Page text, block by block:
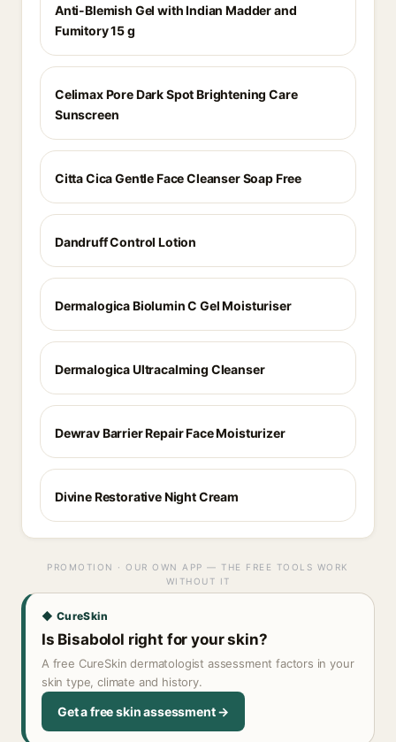
Anti-Blemish Gel with Indian Madder and
Fumitory 15 g
Celimax Pore Dark Spot Brightening Care
Sunscreen
Citta Cica Gentle Face Cleanser Soap Free
Dandruff Control Lotion
Dermalogica Biolumin C Gel Moisturiser
Dermalogica Ultracalming Cleanser
Dewrav Barrier Repair Face Moisturizer
Divine Restorative Night Cream
PROMOTION · OUR OWN APP — THE FREE TOOLS WORK
WITHOUT IT
◆ CureSkin
Is Bisabolol right for your skin?
A free CureSkin dermatologist assessment factors in your
skin type, climate and history.
Get a free skin assessment →